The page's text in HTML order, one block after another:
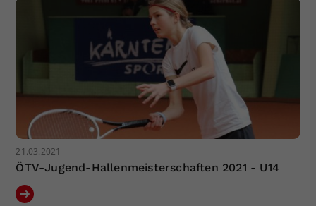
21.03.2021
ÖTV-Jugend-Hallenmeisterschaften 2021 - U14